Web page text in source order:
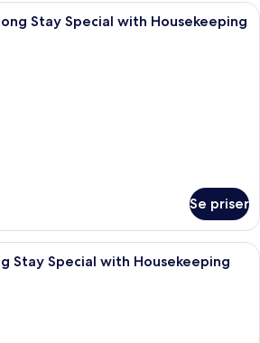
Et hotelværelse med en seng, et
Stay Special with Housekeeping
Se priser
Et kompakt hotelværelse med to
Stay Special with Housekeeping